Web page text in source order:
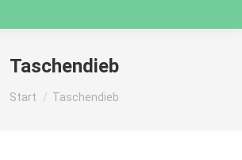
Taschendieb
Sie befinden sich hier:
Start Taschendieb